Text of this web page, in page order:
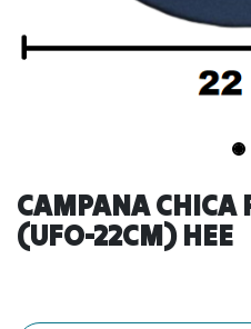
CAMPANA CHICA
(UFO-22CM) HEE